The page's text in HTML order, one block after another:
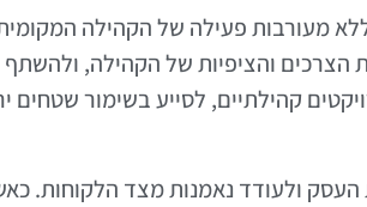
ללא מעורבות פעילה של הקהילה
והציפיות של הקהילה, ולהשתף
קהילתיים, לסייע בשימור שטחים
ולעודד נאמנות מצד הלקוחות.